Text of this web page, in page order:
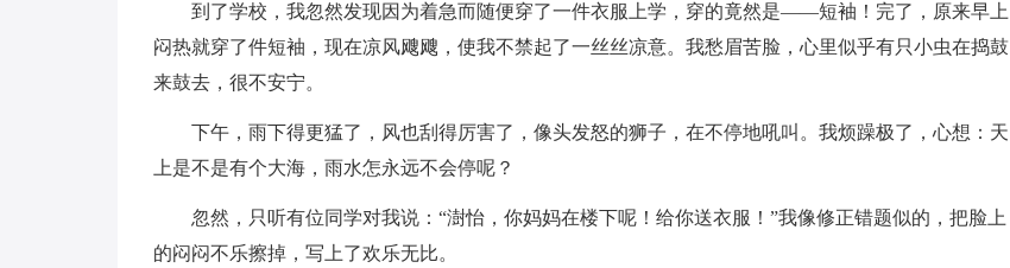
到了学校，我忽然发现因为着急而随便穿了一件衣服上学，穿的竟然是——短袖！完了，原来早上
闷热就穿了件短袖，现在凉风飕飕，使我不禁起了一丝丝凉意。我愁眉苦脸，心里似乎有只小虫在捣鼓
来鼓去，很不安宁。
下午，雨下得更猛了，风也刮得厉害了，像头发怒的狮子，在不停地吼叫。我烦躁极了，心想：天
上是不是有个大海，雨水怎永远不会停呢？
忽然，只听有位同学对我说：“澍怡，你妈妈在楼下呢！给你送衣服！”我像修正错题似的，把脸上
的闷闷不乐擦掉，写上了欢乐无比。